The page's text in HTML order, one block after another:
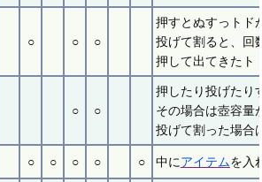
○ ○ ○
押すとぬすっトド
投げて割ると、回
押して出てきたト
○ ○
押したり投げたり
その場合は壺容量
投げて割った場合
○ ○ ○ ○ ○ 中にアイテムを入